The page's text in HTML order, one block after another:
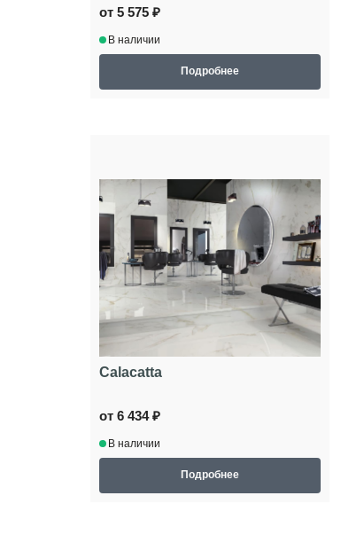
от 5 575 ₽
В наличии
Подробнее
Calacatta
от 6 434 ₽
В наличии
Подробнее